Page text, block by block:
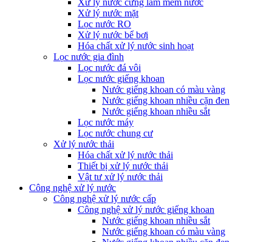
Xử lý nước cứng làm mềm nước
Xử lý nước mặt
Lọc nước RO
Xử lý nước bể bơi
Hóa chất xử lý nước sinh hoạt
Lọc nước gia đình
Lọc nước đá vôi
Lọc nước giếng khoan
Nước giếng khoan có màu vàng
Nước giếng khoan nhiều cặn đen
Nước giếng khoan nhiều sắt
Lọc nước máy
Lọc nước chung cư
Xử lý nước thải
Hóa chất xử lý nước thải
Thiết bị xử lý nước thải
Vật tư xử lý nước thải
Công nghệ xử lý nước
Công nghệ xử lý nước cấp
Công nghệ xử lý nước giếng khoan
Nước giếng khoan nhiều sắt
Nước giếng khoan có màu vàng